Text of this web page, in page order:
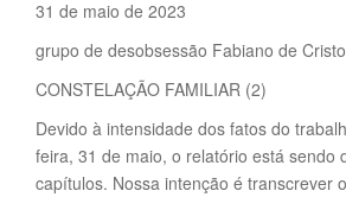
31 de maio de 2023
grupo de desobsessão Fabiano de Cristo
CONSTELAÇÃO FAMILIAR (2)
Devido à intensidade dos fatos do
feira, 31 de maio, o relatório está sendo
capítulos. Nossa intenção é transcrever